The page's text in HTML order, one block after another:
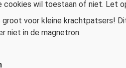
groot voor kleine krachtpatsers!
niet in de magnetron.
wil toestaan of niet. Let